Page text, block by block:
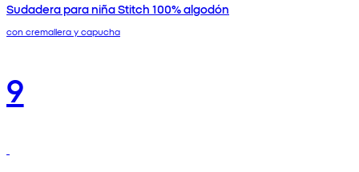
Sudadera para niña Stitch 100% algodón
con cremallera y capucha
9